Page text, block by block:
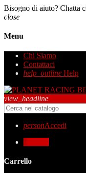
Bisogno di aiuto? Chatta
close
Menu
Chi Siamo
Contattaci
help_outline Help
view_headline
personAccedi
0
Carrello